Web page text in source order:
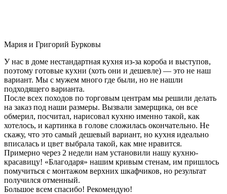
Мария и Григорий Бурковы
У нас в доме нестандартная кухня из-за короба и выступов,
поэтому готовые кухни (хоть они и дешевле) — это не наш
вариант. Мы с мужем много где были, но не нашли
подходящего варианта.
После всех походов по торговым центрам мы решили делать
на заказ под наши размеры. Вызвали замерщика, он все
обмерил, посчитал, нарисовал кухню именно такой, как
хотелось, и картинка в голове сложилась окончательно. Не
скажу, что это самый дешевый вариант, но кухня идеально
вписалась и цвет выбрала такой, как мне нравится.
Примерно через 2 недели нам установили нашу кухню-
красавицу! «Благодаря» нашим кривым стенам, им пришлось
помучиться с монтажом верхних шкафчиков, но результат
получился отменный.
Большое всем спасибо! Рекомендую!